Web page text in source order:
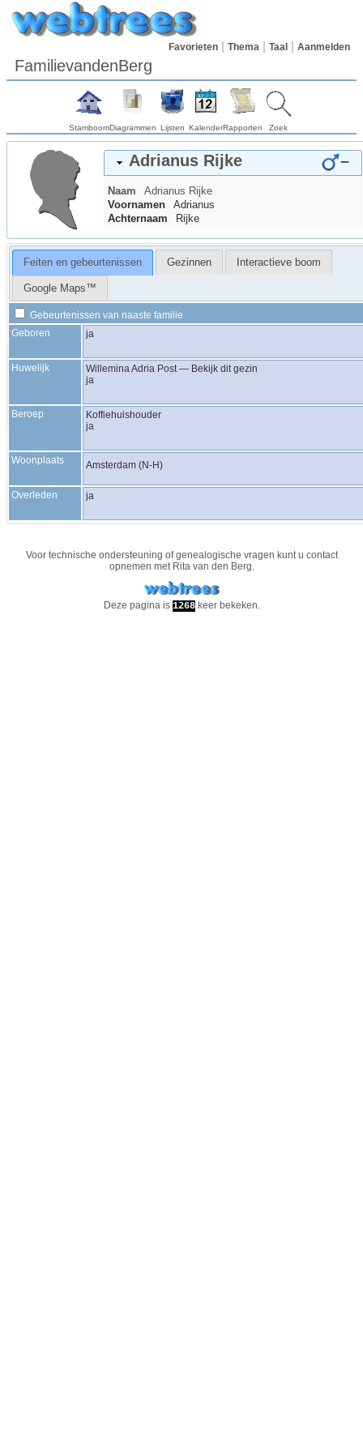
Favorieten Thema Taal Aanmelden
FamilievandenBerg
StamboomDiagrammen Lijsten KalenderRapporten Zoek
Adrianus Rijke –
Naam Adrianus Rijke
Voornamen
Adrianus
Achternaam
Rijke
Feiten en gebeurtenissen Gezinnen Interactieve boom
Google Maps™
Gebeurtenissen van naaste familie
Geboren
ja
Huwelijk Willemina Adria Post— Bekijk dit gezin
ja
Beroep
Koffiehuishouder
ja
Woonplaats Amsterdam (N-H)
Overleden ja
Voor technische ondersteuning of genealogische vragen kunt u contact
opnemen met Rita van den Berg.
Deze pagina is 1268keer bekeken.